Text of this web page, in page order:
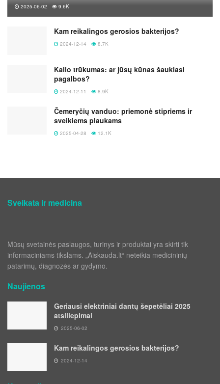
2025-06-02 9.6K
Kam reikalingos gerosios bakterijos?
2024-12-14 8.7K
Kalio trūkumas: ar jūsų kūnas šaukiasi
pagalbos?
2024-12-11 8.9K
Čemeryčių vanduo: priemonė stipriems ir
sveikiems plaukams
2025-04-28 12.1K
Sveikata ir medicina
Mūsų svetainės paslaugos, turinys ir produktai yra skirti tik
informaciniams tikslams. „Aiskauda.lt“ neteikia medicininių
patarimų, diagnozės ar gydymo.
Naujienos
Geriausi elektriniai dantų šepetėliai 2025
atsiliepimai
2025-06-02
Kam reikalingos gerosios bakterijos?
2024-12-14